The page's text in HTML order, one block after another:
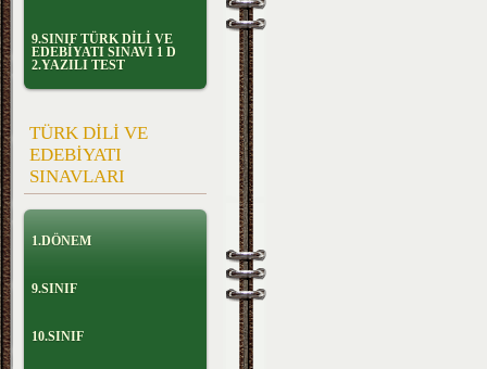
9.SINIF TÜRK DİLİ VE
EDEBİYATI SINAVI 1 D
2.YAZILI TEST
TÜRK DİLİ VE
EDEBİYATI
SINAVLARI
1.DÖNEM
9.SINIF
10.SINIF